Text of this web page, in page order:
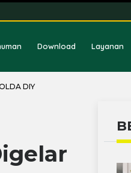
Download Layanan
DIY